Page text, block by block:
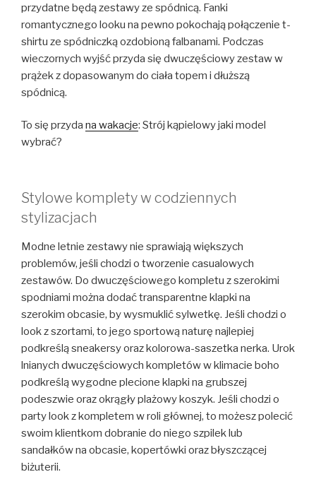
przydatne będą zestawy ze spódnicą. Fanki
romantycznego looku na pewno pokochają połączenie t-
shirtu ze spódniczką ozdobioną falbanami. Podczas
wieczornych wyjść przyda się dwuczęściowy zestaw w
prążek z dopasowanym do ciała topem i dłuższą
spódnicą.
To się przyda na wakacje: Strój kąpielowy jaki model
wybrać?
Stylowe komplety w codziennych
stylizacjach
Modne letnie zestawy nie sprawiają większych
problemów, jeśli chodzi o tworzenie casualowych
zestawów. Do dwuczęściowego kompletu z szerokimi
spodniami można dodać transparentne klapki na
szerokim obcasie, by wysmuklić sylwetkę. Jeśli chodzi o
look z szortami, to jego sportową naturę najlepiej
podkreślą sneakersy oraz kolorowa-saszetka nerka. Urok
lnianych dwuczęściowych kompletów w klimacie boho
podkreślą wygodne plecione klapki na grubszej
podeszwie oraz okrągły plażowy koszyk. Jeśli chodzi o
party look z kompletem w roli głównej, to możesz polecić
swoim klientkom dobranie do niego szpilek lub
sandałków na obcasie, kopertówki oraz błyszczącej
biżuterii.